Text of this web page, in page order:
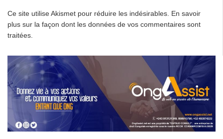
Ce site utilise Akismet pour réduire les indésirables. En savoir
plus sur la façon dont les données de vos commentaires sont
traitées